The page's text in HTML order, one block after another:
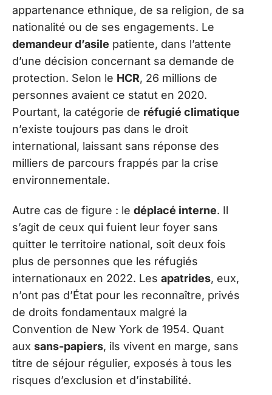
appartenance ethnique, de sa religion, de sa
nationalité ou de ses engagements. Le
demandeur d’asile patiente, dans l’attente
d’une décision concernant sa demande de
protection. Selon le HCR, 26 millions de
personnes avaient ce statut en 2020.
Pourtant, la catégorie de réfugié climatique
n’existe toujours pas dans le droit
international, laissant sans réponse des
milliers de parcours frappés par la crise
environnementale.
Autre cas de figure : le déplacé interne. Il
s’agit de ceux qui fuient leur foyer sans
quitter le territoire national, soit deux fois
plus de personnes que les réfugiés
internationaux en 2022. Les apatrides, eux,
n’ont pas d’État pour les reconnaître, privés
de droits fondamentaux malgré la
Convention de New York de 1954. Quant
aux sans-papiers, ils vivent en marge, sans
titre de séjour régulier, exposés à tous les
risques d’exclusion et d’instabilité.